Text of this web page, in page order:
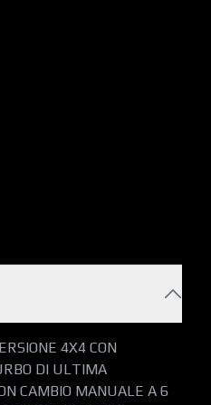
4X4 CON
DI ULTIMA
CAMBIO MANUALE A 6